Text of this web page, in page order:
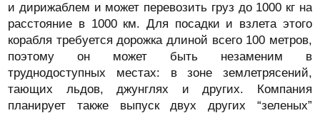
и дирижаблем и может перевозить груз до 1000 кг на
расстояние в 1000 км. Для посадки и взлета этого
корабля требуется дорожка длиной всего 100 метров,
поэтому он может быть незаменим в
труднодоступных местах: в зоне землетрясений,
тающих льдов, джунглях и других. Компания
планирует также выпуск двух других “зеленых”